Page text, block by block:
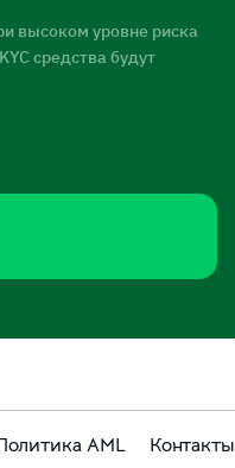
высоком уровне риска
средства будут
AML
Контакты